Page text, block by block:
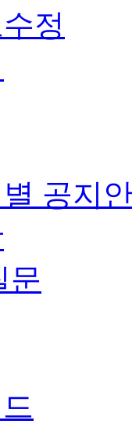
정
공지
문